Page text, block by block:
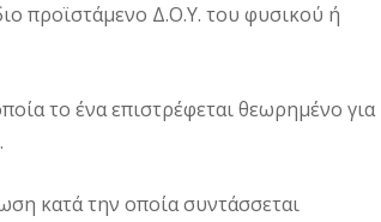
προϊστάμενο Δ.Ο.Υ. του φυσικού ή
το ένα επιστρέφεται θεωρημένο για
κατά την οποία συντάσσεται